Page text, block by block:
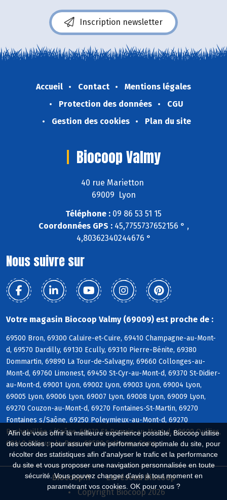
Afin de vous offrir la meilleure expérience possible, Biocoop utilise
des cookies : pour assurer une performance optimale du site, pour
récolter des statistiques afin d'analyser le trafic et la performance
du site et vous proposer une navigation personnalisée en toute
sécurité. Vous pouvez changer d'avis à tout moment en
paramétrant vos cookies. OK pour vous ?
Inscription newsletter
Accueil Contact
Mentions légales
Protection des données
CGU
Gestion des cookies
Plan du site
Biocoop Valmy
40 rue Marietton
69009 Lyon
Téléphone : 09 86 53 51 15
Coordonnées GPS :45,7755737652156 ° ,
4,80362340244676 °
Nous suivre sur
Votre magasin Biocoop Valmy (69009) est proche de :
69500 Bron, 69300 Caluire-et-Cuire, 69410 Champagne-au-Mont-
d, 69570 Dardilly, 69130 Ecully, 69310 Pierre-Bénite, 69380
Dommartin, 69890 La Tour-de-Salvagny, 69660 Collonges-au-
Mont-d, 69760 Limonest, 69450 St-Cyr-au-Mont-d, 69370 St-Didier-
au-Mont-d, 69001 Lyon, 69002 Lyon, 69003 Lyon, 69004 Lyon,
69005 Lyon, 69006 Lyon, 69007 Lyon, 69008 Lyon, 69009 Lyon,
69270 Couzon-au-Mont-d, 69270 Fontaines-St-Martin, 69270
Fontaines s/Saône, 69250 Poleymieux-au-Mont-d, 69270
Rochetaillée s/Saône, 69270 St-Romain-au-Mont-d, 69600 Oullins,
69140 Rillieux-la-Pape, 69580 Sathonay-Camp
Biocoop.fr
Le réseau Biocoop
Copyright Biocoop 2026